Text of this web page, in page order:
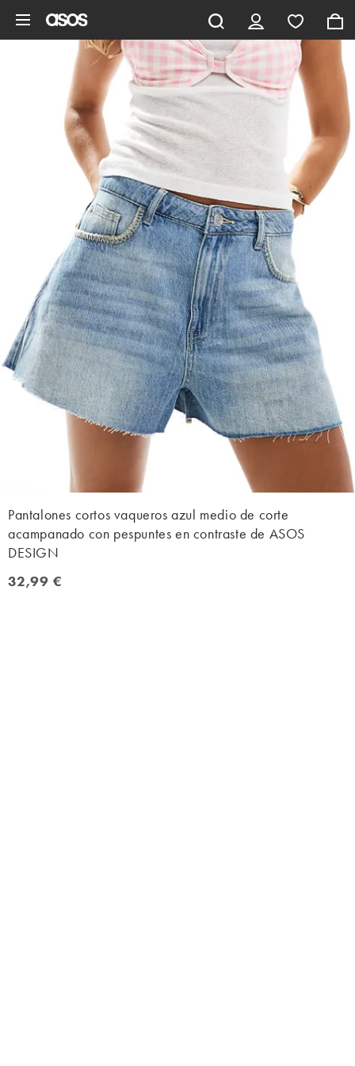
Pantalones cortos vaqueros azul medio de corte
acampanado con pespuntes en contraste de ASOS
DESIGN
32,99 €
32,99 €